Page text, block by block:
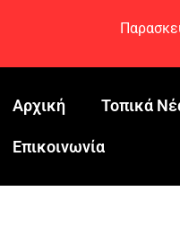
Αρχική Τοπικά
Eπικοινωνία